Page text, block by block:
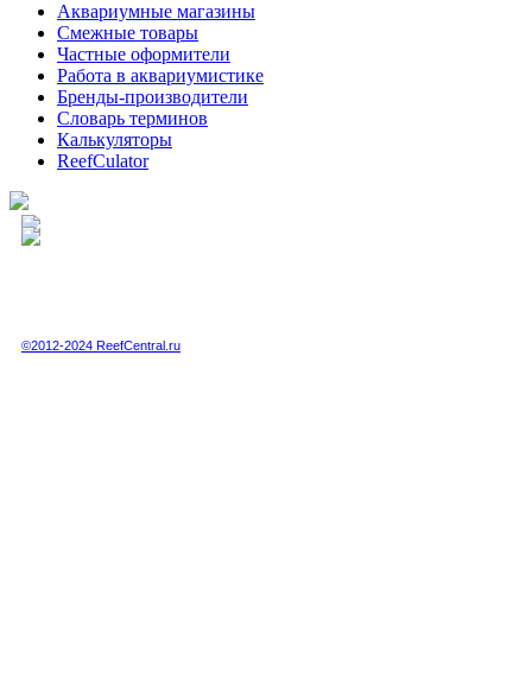
Аквариумные магазины
Смежные товары
Частные оформители
Работа в аквариумистике
Бренды-производители
Словарь терминов
Калькуляторы
ReefCulator
©2012-2024 ReefCentral.ru